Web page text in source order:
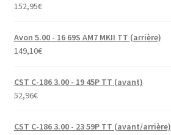
152,95€
Avon 5.00 - 16 69S AM7 MKII TT (arrière)
149,10€
CST C-186 3.00 - 19 45P TT (avant)
52,96€
CST C-186 3.00 - 23 59P TT (avant/arrière)